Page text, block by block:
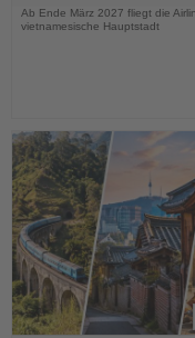
Ab Ende März 2027 fliegt die
vietnamesische Hauptstadt